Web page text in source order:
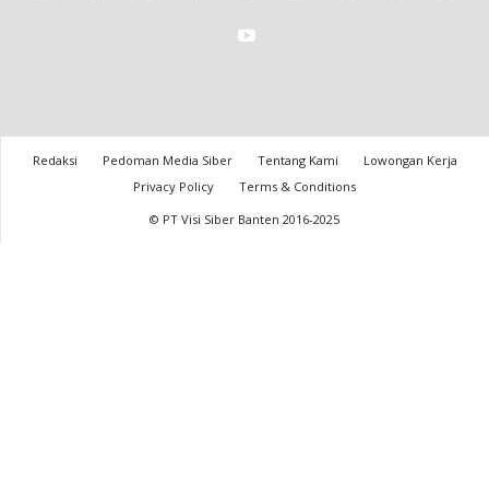
Redaksi Pedoman Media Siber Tentang Kami
Lowongan Kerja
Privacy Policy
Terms & Conditions
© PT Visi Siber Banten 2016-2025